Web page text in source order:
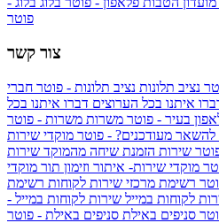
פוטר
צור קשר
נציב תלונות נציב תלונות - פוטר חברי
איתנו בכל הערוצים דברו איתנו בכל
בעיר - פוטר משרות משרות - פוטר
להשאר מעודכנים? - פוטר מוקדי שירות
שירות הזמנת שיחה מהמוקד שירות
מוקדי שירות- איתור וזימון תור מוקדי
רשימת מרכזי שירות לקוחות רשימת
לקוחות במייל שירות לקוחות במייל -
סניפים באילת סניפים באילת - פוטר